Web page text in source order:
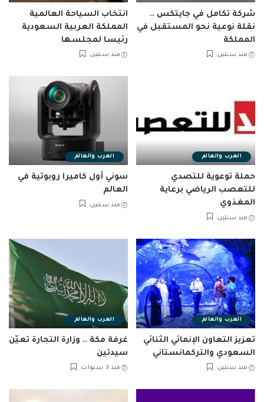
شركة تكامل في جايتكس ..
نقلة نوعية نحو المستقبل في
المملكة
منذ سنتين
انتخاب السياحة العالمية
المملكة العربية السعودية
رئيسا لمجلسها
منذ سنتين
العرب والعالم
حملة توعوية للتصدي
للتعصب الرياضي برعاية
المغذوي
منذ سنتين
العرب والعالم
سوني أول كاميرا روبوتية في
العالم
منذ سنتين
العرب والعالم
تعزيز التعاون الإنمائي الثنائي
السعودي والتركمانستاني
منذ سنتين
العرب والعالم
غرفة مكة .. وزارة التجارة تعيّن
سيدتين
منذ 3 سنوات